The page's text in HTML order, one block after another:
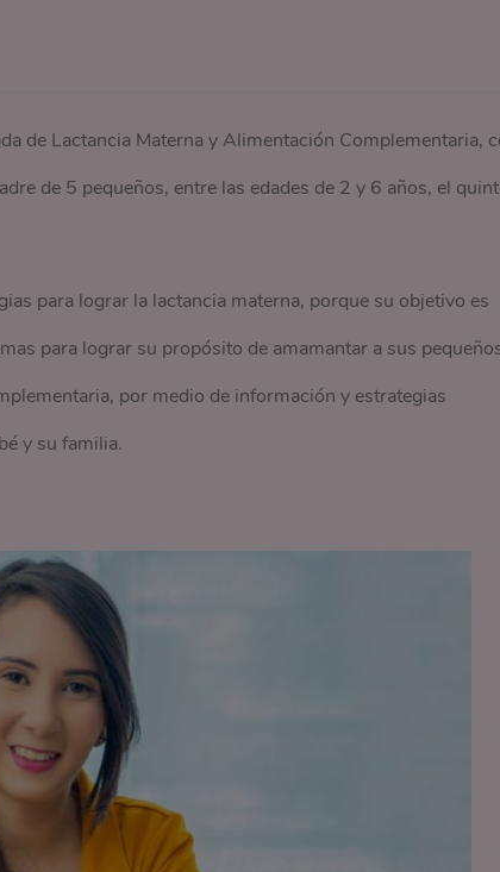
de Lactancia Materna y Alimentación Complementaria,
de 5 pequeños, entre las edades de 2 y 6 años, el
para lograr la lactancia materna, porque su objetivo es
para lograr su propósito de amamantar a sus
por medio de información y estrategias
y su familia.